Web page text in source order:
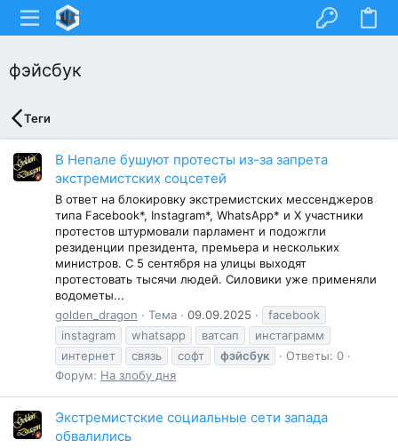
фэйсбук
Теги
В Непале бушуют протесты из-за запрета
экстремистских соцсетей
В ответ на блокировку экстремистских мессенджеров
типа Facebook*, Instagram*, WhatsApp* и X участники
протестов штурмовали парламент и подожгли
резиденции президента, премьера и нескольких
министров. С 5 сентября на улицы выходят
протестовать тысячи людей. Силовики уже применяли
водометы...
golden_dragon
Тема 09.09.2025
facebook
instagram
whatsapp ватсап
инстаграмм
интернет
связь софт фэйсбук
Ответы: 0
Форум: На злобу дня
Экстремистские социальные сети запада
обвалились